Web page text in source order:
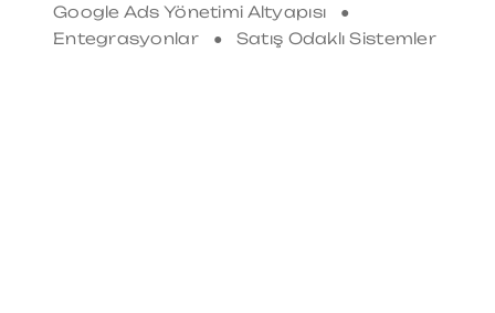
Google Ads Yönetimi Altyapısı ●
Entegrasyonlar ● Satış Odaklı Sistemler